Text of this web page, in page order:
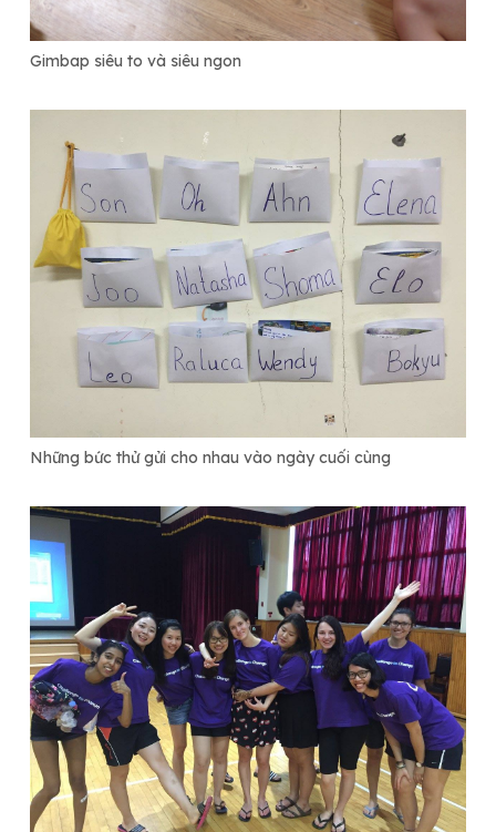
Gimbap siêu to và siêu ngon
Những bức thử gửi cho nhau vào ngày cuối cùng